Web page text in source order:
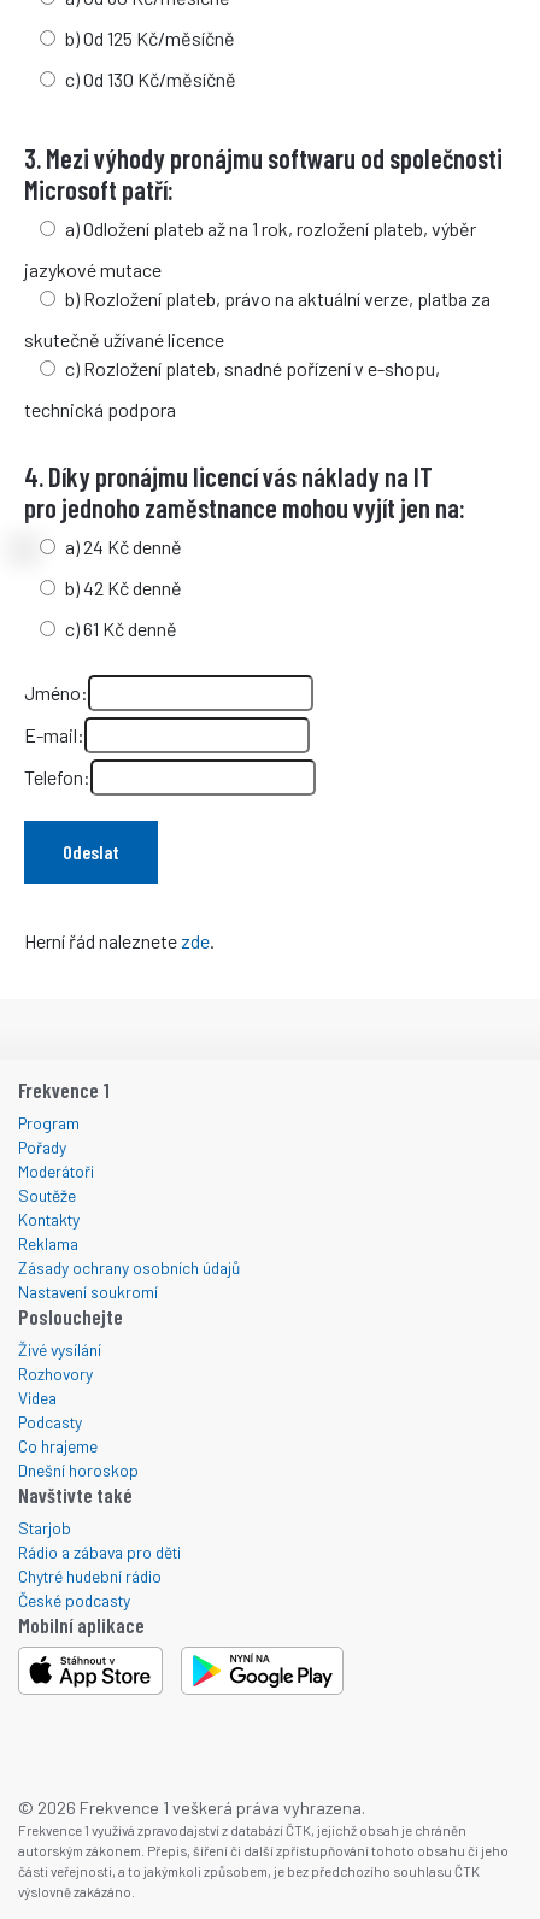
b) Od 125 Kč/měsíčně
c) Od 130 Kč/měsíčně
3. Mezi výhody pronájmu softwaru od společnosti
Microsoft patří:
a) Odložení plateb až na 1 rok, rozložení plateb, výběr
jazykové mutace
b) Rozložení plateb, právo na aktuální verze, platba za
skutečně užívané licence
c) Rozložení plateb, snadné pořízení v e-shopu,
technická podpora
4. Díky pronájmu licencí vás náklady na IT
pro jednoho zaměstnance mohou vyjít jen na:
a) 24 Kč denně
b) 42 Kč denně
c) 61 Kč denně
Jméno:
E-mail:
Telefon:
Herní řád naleznete zde
Frekvence 1
Program
Pořady
Moderátoři
Soutěže
Kontakty
Reklama
Zásady ochrany osobních údajů
Nastavení soukromí
Poslouchejte
Živé vysílání
Rozhovory
Videa
Podcasty
Co hrajeme
Dnešní horoskop
Navštivte také
Starjob
Rádio a zábava pro děti
Chytré hudební rádio
České podcasty
Mobilní aplikace
© 2026 Frekvence 1 veškerá práva vyhrazena.
Frekvence 1 využívá zpravodajství z databází ČTK, jejichž obsah je chráněn
autorským zákonem. Přepis, šíření či další zpřístupňování tohoto obsahu či jeho
části veřejnosti, a to jakýmkoli způsobem, je bez předchozího souhlasu ČTK
výslovně zakázáno.